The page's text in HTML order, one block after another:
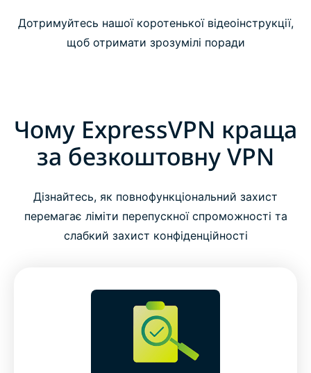
Дотримуйтесь нашої коротенької відеоінструкції,
щоб отримати зрозумілі поради
Чому ExpressVPN краща
за безкоштовну VPN
Дізнайтесь, як повнофункціональний захист
перемагає ліміти перепускної спроможності та
слабкий захист конфіденційності